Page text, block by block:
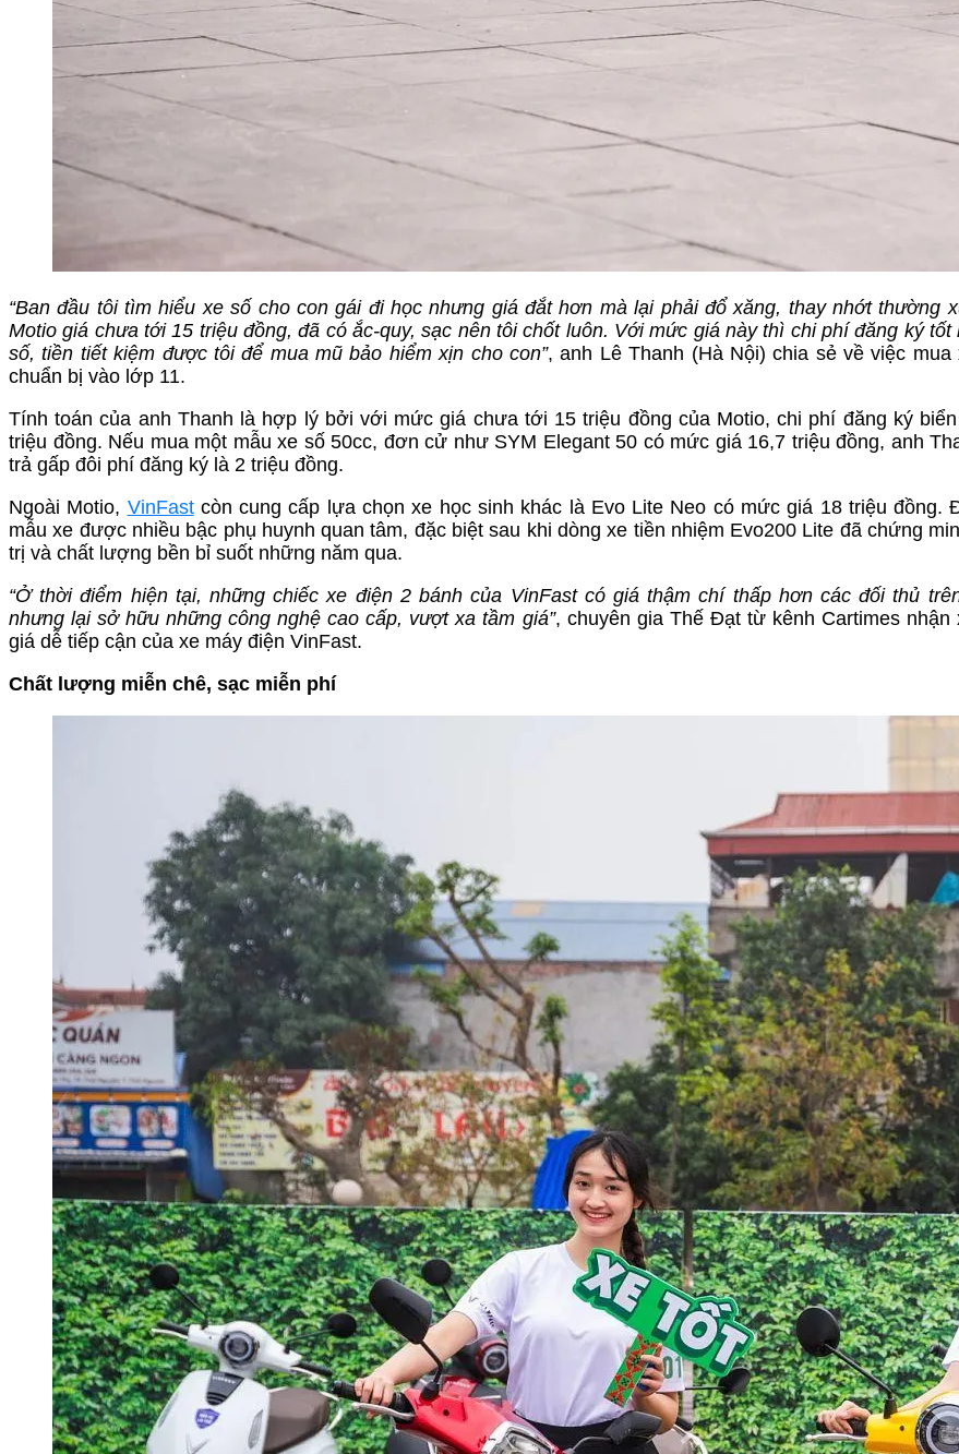
“Ban đầu tôi tìm hiểu xe số cho con gái đi học nhưng giáđắt hơn mà lại phải đổ xăng, thay nhớt thường
Motio giá chưa tới 15 triệuđồng, đã cóắc-quy, sạc nêntôi chốt luôn. Với mức giá này thì chi phí đăng ký tốt
số, tiền tiết kiệm được tôi để mua mũ bảo hiểm xịn cho con”, anh Lê Thanh (Hà Nội) chia sẻ về việc mua
chuẩn bị vào lớp 11.
Tính toán của anh Thanh là hợp lý bởi với mức giá chưa tới 15 triệu đồng của Motio, chi phí đăng ký
triệu đồng. Nếu mua một mẫu xe số 50cc, đơn cử như SYM Elegant 50 có mức giá 16,7 triệu đồng, anh
trả gấp đôi phí đăng ký là 2 triệu đồng.
Ngoài Motio, VinFastcòn cung cấp lựa chọn xe học sinh khác là Evo Lite Neo có mức giá 18 triệu đồng.
mẫu xe được nhiều bậc phụ huynh quan tâm, đặc biệt sau khi dòng xe tiền nhiệm Evo200 Lite đã chứng
trị và chất lượng bền bỉ suốt những năm qua.
“Ở thời điểm hiện tại, những chiếc xe điện 2 bánh của VinFast có giá thậm chí thấp hơn các đối thủ
nhưng lại sở hữu những công nghệ cao cấp, vượt xa tầm giá”, chuyên gia Thế Đạt từ kênh Cartimes nhận
giá dễ tiếp cận của xe máy điện VinFast.
Chất lượng miễn chê, sạc miễn phí